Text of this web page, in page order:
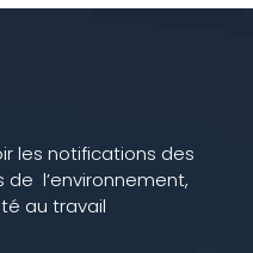
les notifications des
l’environnement,
au travail